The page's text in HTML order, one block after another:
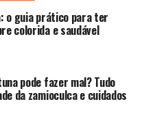
o guia prático para ter
colorida e saudável
pode fazer mal? Tudo
da zamioculca e cuidados